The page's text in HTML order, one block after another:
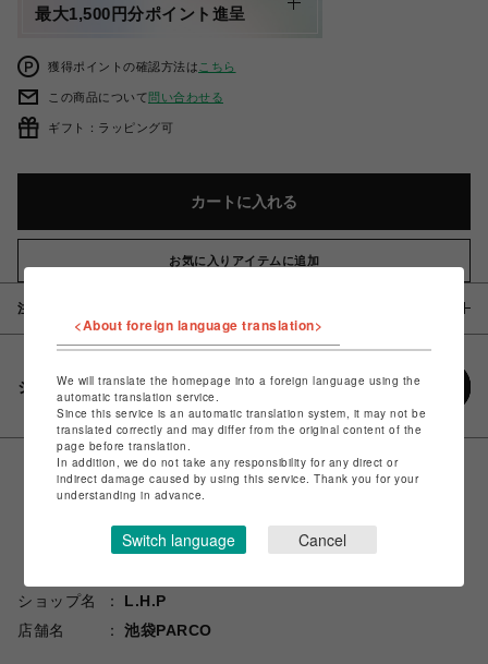
最大1,500円分ポイント進呈
獲得ポイントの確認方法は こちら
この商品について問い合わせる
ギフト：ラッピング可
カートに入れる
お気に入りアイテムに追加
注意事項
シェアする
ショップ名
L.H.P
店舗名
池袋PARCO
<About foreign language translation>
We will translate the homepage into a foreign language using the
automatic translation service.
Since this service is an automatic translation system, it may not be
translated correctly and may differ from the original content of the
page before translation.
In addition, we do not take any responsibility for any direct or
indirect damage caused by using this service. Thank you for your
understanding in advance.
Switch language Cancel